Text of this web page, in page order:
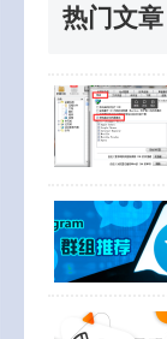
热门文章